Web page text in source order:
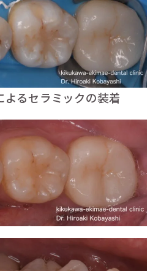
よるセラミックの装着